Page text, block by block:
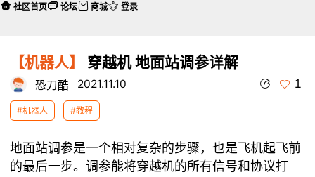
【机器人】 穿越机 地面站调参详解
恐刀酷 2021.11.10 1
#机器人 #教程
地面站调参是一个相对复杂的步骤，也是飞机起飞前
的最后一步。调参能将穿越机的所有信号和协议打
社区首页 论坛 商城 登录